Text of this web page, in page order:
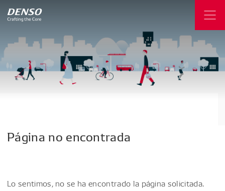
Página no encontrada
Lo sentimos, no se ha encontrado la página solicitada.